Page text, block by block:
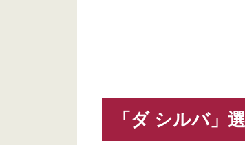
「ダ シルバ」